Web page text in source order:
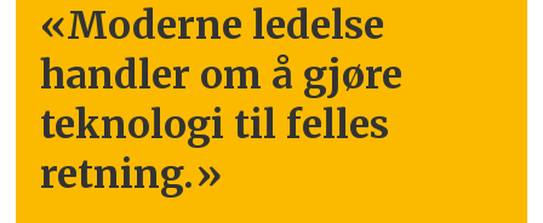
«Moderne ledelse
handler om å gjøre
teknologi til felles
retning.»